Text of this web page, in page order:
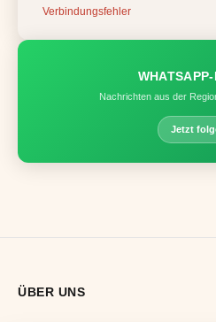
Verbindungsfehler
Nachrichten aus der
Jetzt
ÜBER UNS